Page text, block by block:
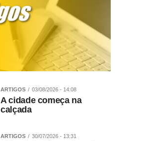
ARTIGOS 03/08/2026 - 14:08
A cidade começa na
calçada
ARTIGOS 30/07/2026 - 13:31